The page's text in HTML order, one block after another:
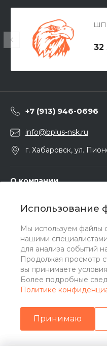
Использование
Мы используем файлы
нашими
для анализа событий
Продолжая просмотр
вы принимаете
Более подробные
Политике
Принимаю
32
+7 (913) 946-0696
info@bplus-nsk.ru
г. Хабаровск, ул.
О компании
Услуги
Помощь